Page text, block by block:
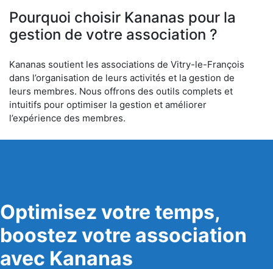
Pourquoi choisir Kananas pour la
gestion de votre association ?
Kananas soutient les associations de Vitry-le-François
dans l’organisation de leurs activités et la gestion de
leurs membres. Nous offrons des outils complets et
intuitifs pour optimiser la gestion et améliorer
l’expérience des membres.
Optimisez votre temps,
boostez votre association
avec Kananas